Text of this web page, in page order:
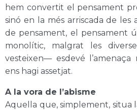
hem convertit el pensament
sinó en la més arriscada de les
de pensament, el pensament
monolític, malgrat les
vesteixen— esdevé
ens hagi assetjat.
A la vora de l’abisme
Aquella que, simplement, situa